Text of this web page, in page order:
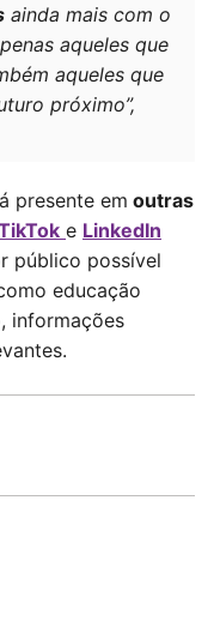
ainda mais com o
aqueles que
aqueles que
próximo”,
presente em outras
e LinkedIn
público possível
educação
informações